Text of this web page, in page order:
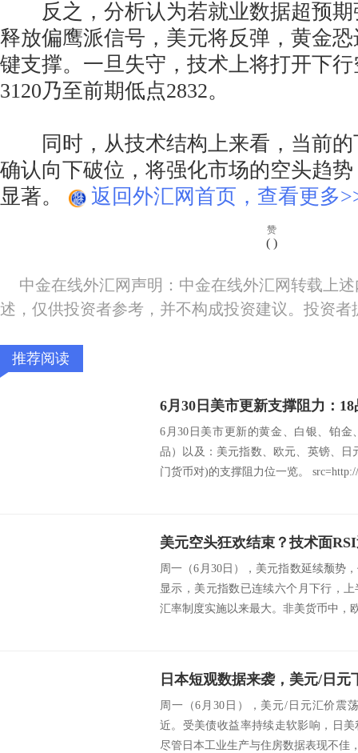
反之，分析认为若就业数据超预期
释放偏鹰派信号，美元将反弹，黄金
键支撑。一旦失守，技术上将打开下
3120乃至前期低点2832。
同时，从技术结构上来看，当前的
确认向下破位，将强化市场的空头趋
显著。
返回外汇网首页，查看更多
赞
( )
中金在线外汇网声明：中金在线外汇网转载上
述，仅供投资者参考，并不构成投资建议。投资
推荐阅读
6月30日美市更新的黄金、白银、铂
品）以及：美元指数、欧元、英镑、
门货币对)的支撑阻力位一览。
周一（6月30日），美元指数延续颓势
显示，美元指数已连续六个月下行，
汇率制度实施以来最大。非美货币中，
日本短观数据来袭，美元/日元
周一（6月30日），美元/日元汇价震
近。受美债收益率持续走软影响，日
尽管日本工业生产与住房数据表现不佳